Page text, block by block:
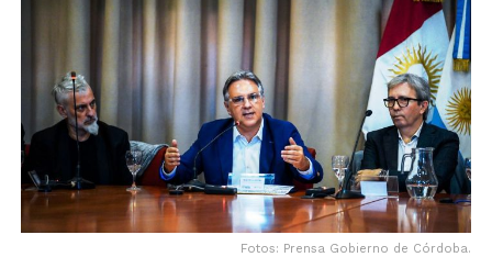
Fotos: Prensa Gobierno de Córdoba.